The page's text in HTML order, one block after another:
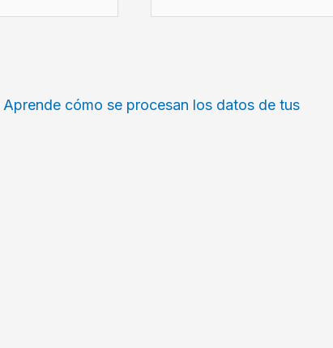
Aprende cómo se procesan los datos de tus